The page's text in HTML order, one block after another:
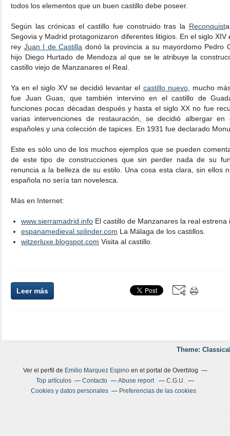
todos los elementos que un buen castillo debe poseer.
Según las crónicas el castillo fue construido tras la Reconquist
Segovia y Madrid protagonizaron diferentes litigios. En el siglo
rey Juan I de Castilla donó la provincia a su mayordomo Pedro
hijo Diego Hurtado de Mendoza al que se le atribuye la
castillo viejo de Manzanares el Real.
Ya en el siglo XV se decidió levantar el castillo nuevo, mucho
fue Juan Guas, que también intervino en el castillo de
funciones pocas décadas después y hasta el siglo XX no fue
varias intervenciones de restauración, se decidió albergar
españoles y una colección de tapices. En 1931 fue declarado
Este es sólo uno de los muchos ejemplos que se pueden
de este tipo de construcciones que sin perder nada de su
renuncia a la belleza de su estilo. Una cosa esta clara, sin ellos
española no sería tan novelesca.
Más en Internet:
www.sierramadrid.info El castillo de Manzanares la real estrena
espanamedieval.splinder.com La Málaga de los castillos.
witzerluxe.blogspot.com Visita al castillo.
Leer más
Theme:
Ver el perfil de Emilio Marquez Espinoen el portal de Overblog
Top artículos
Contacto Abuse report
C.G.U.
Cookies y datos personales
Preferencias de las cookies